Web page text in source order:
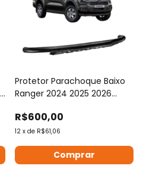
Protetor Parachoque Baixo
Ranger 2024 2025 2026
R$600,00
12 x de R$61,06